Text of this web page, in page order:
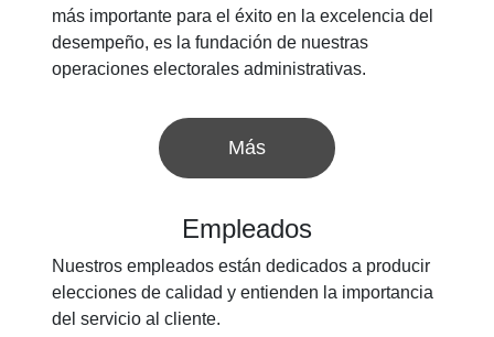
más importante para el éxito en la excelencia del
desempeño, es la fundación de nuestras
operaciones electorales administrativas.
Más
Empleados
Nuestros empleados están dedicados a producir
elecciones de calidad y entienden la importancia
del servicio al cliente.